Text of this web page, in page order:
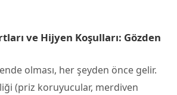
ve Hijyen Koşulları: Gözden
olması, her şeyden önce gelir.
(priz koruyucular, merdiven